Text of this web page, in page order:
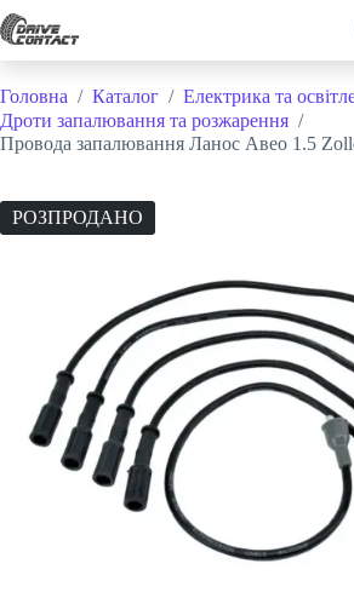
Перейти
до
Головна / Каталог / Електрика та
Дроти запалювання та розжарення /
Провода запалювання Ланос Авео 1.5
РОЗПРОДАНО